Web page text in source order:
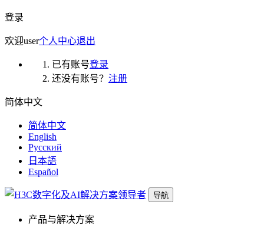
登录
欢迎user个人中心退出
已有账号登录
还没有账号？ 注册
简体中文
简体中文
English
Русский
日本語
Español
导航
产品与解决方案